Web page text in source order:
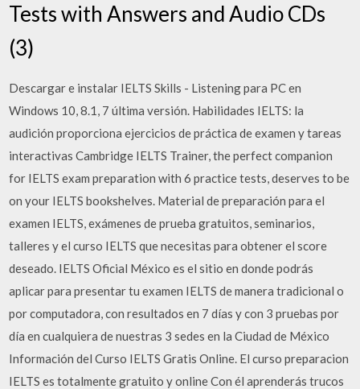
Tests with Answers and Audio CDs
(3)
Descargar e instalar IELTS Skills - Listening para PC en
Windows 10, 8.1, 7 última versión. Habilidades IELTS: la
audición proporciona ejercicios de práctica de examen y tareas
interactivas Cambridge IELTS Trainer, the perfect companion
for IELTS exam preparation with 6 practice tests, deserves to be
on your IELTS bookshelves. Material de preparación para el
examen IELTS, exámenes de prueba gratuitos, seminarios,
talleres y el curso IELTS que necesitas para obtener el score
deseado. IELTS Oficial México es el sitio en donde podrás
aplicar para presentar tu examen IELTS de manera tradicional o
por computadora, con resultados en 7 días y con 3 pruebas por
día en cualquiera de nuestras 3 sedes en la Ciudad de México
Información del Curso IELTS Gratis Online. El curso preparacion
IELTS es totalmente gratuito y online Con él aprenderás trucos